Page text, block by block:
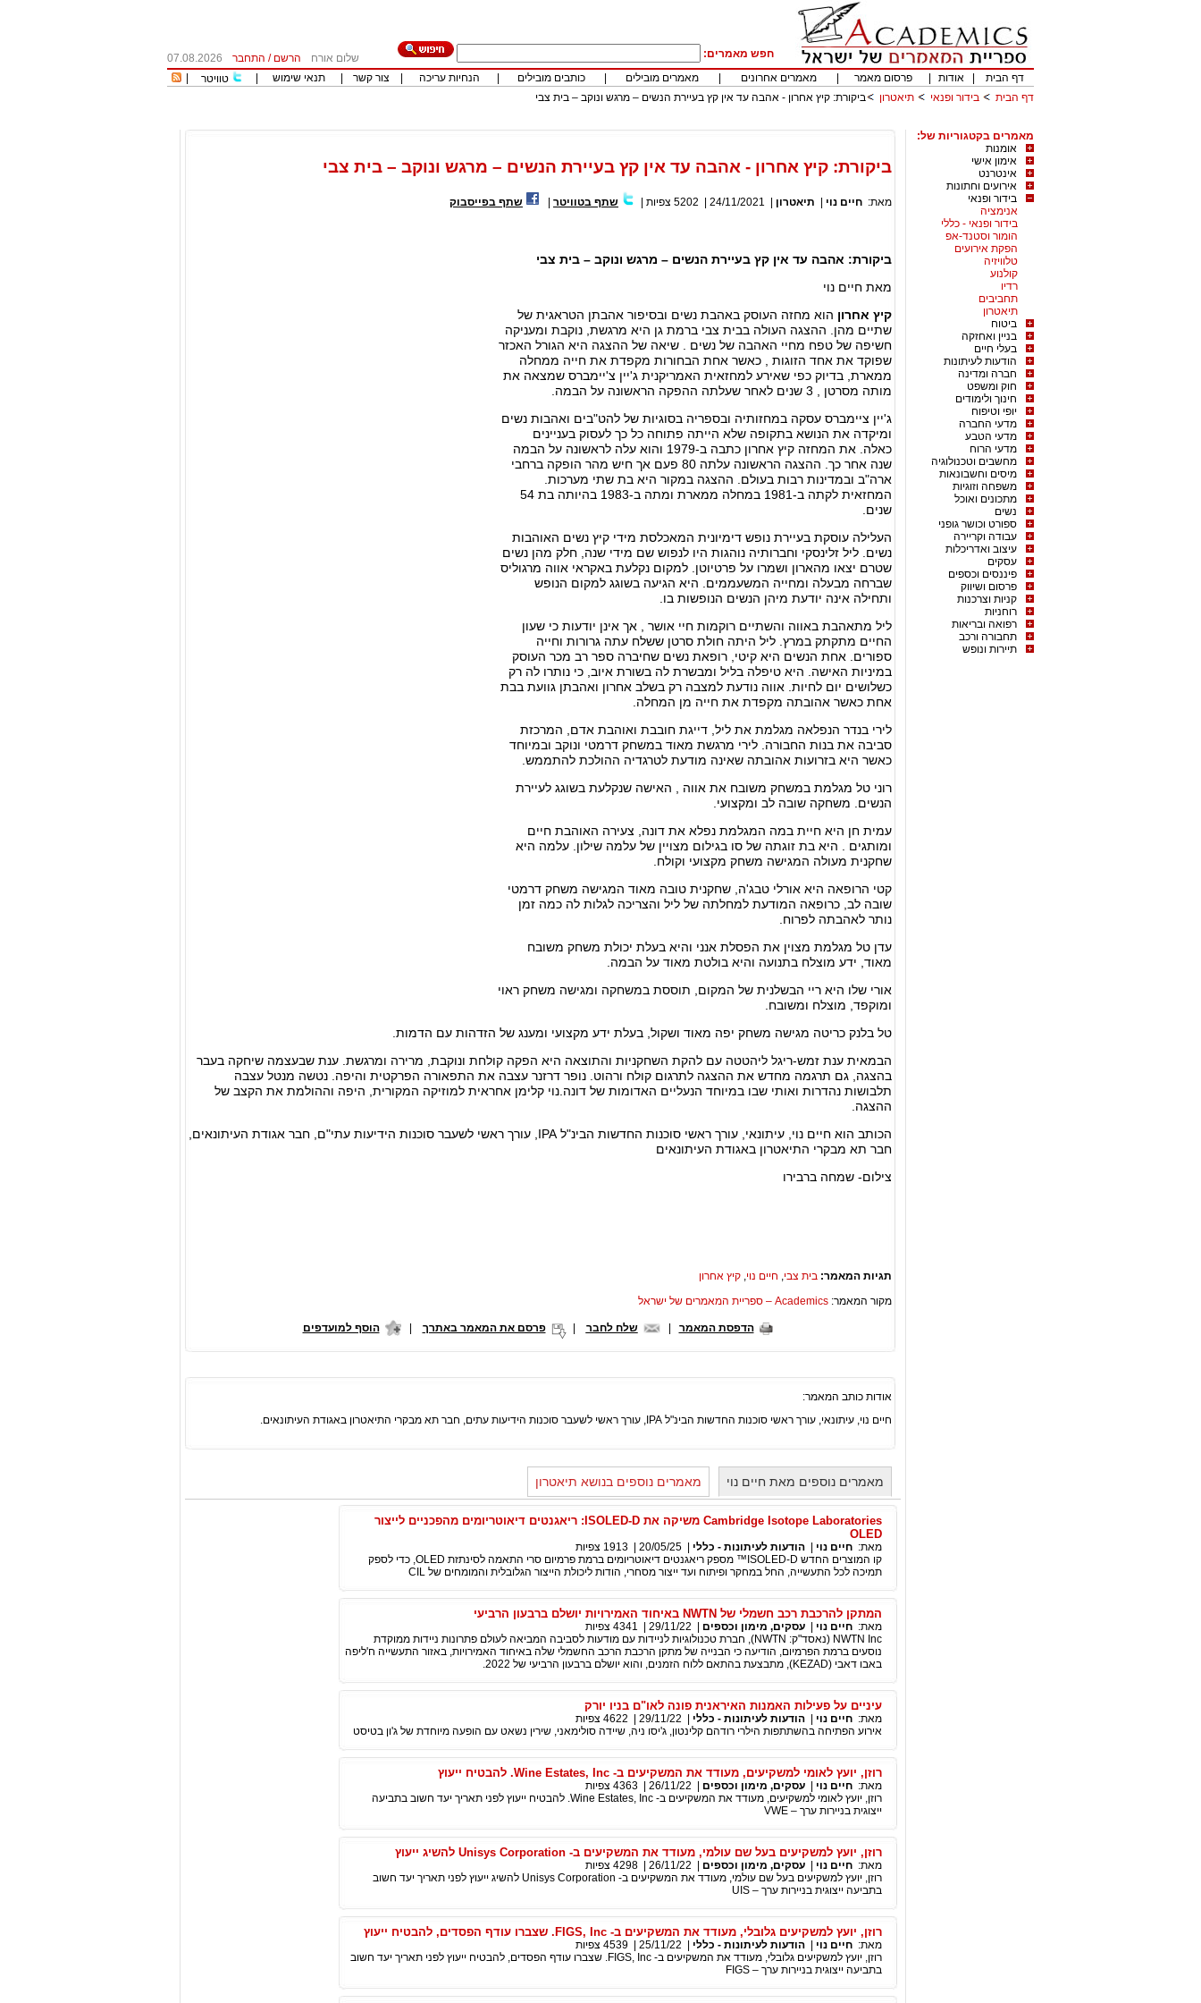
חפש מאמרים: שלום אורח הרשם / התחבר
07.08.2026
דף הבית
אודות פרסום מאמר מאמרים אחרונים מאמרים מובילים כותבים מובילים הנחיות עריכה צור קשר תנאי שימוש טוויטר
דף הבית
בידור ופנאי תיאטרון ביקורת: קיץ אחרון - אהבה עד אין קץ בעיירת הנשים – מרגש ונוקב – בית צבי
מאמרים בקטגוריות של:
אומנות
אימון אישי
אינטרנט
אירועים וחתונות
בידור ופנאי
אנימציה
בידור ופנאי - כללי
הומור וסטנד-אפ
הפקת אירועים
טלוויזיה
קולנוע
רדיו
תחביבים
תיאטרון
ביטוח
בניין ואחזקה
בעלי חיים
הודעות לעיתונות
חברה ומדינה
חוק ומשפט
חינוך ולימודים
יופי וטיפוח
מדעי החברה
מדעי הטבע
מדעי הרוח
מחשבים וטכנולוגיה
מיסים וחשבונאות
משפחה וזוגיות
מתכונים ואוכל
נשים
ספורט וכושר גופני
עבודה וקריירה
עיצוב ואדריכלות
עסקים
פיננסים וכספים
פרסום ושיווק
קניות וצרכנות
רוחניות
רפואה ובריאות
תחבורה ורכב
תיירות ונופש
ביקורת: קיץ אחרון - אהבה עד אין קץ בעיירת הנשים – מרגש ונוקב – בית צבי
מאת: חיים נוי תיאטרון 24/11/2021
5202 צפיות שתף בטוויטר שתף בפייסבוק
ביקורת: אהבה עד אין קץ בעיירת הנשים – מרגש ונוקב – בית צבי
מאת חיים נוי
קיץ אחרון הוא מחזה העוסק באהבת נשים ובסיפור אהבתן הטראגית של
שתיים מהן. ההצגה העולה בבית צבי ברמת גן היא מרגשת, נוקבת ומעניקה
חשיפה של טפח מחיי האהבה של נשים . שיאה של ההצגה היא הגורל האכזר
שפוקד את אחד הזוגות , כאשר אחת הבחורות מקפדת את חייה ממחלה
ממארת, בדיוק כפי שאירע למחזאית האמריקנית ג'יין צ'יימברס שמצאה את
מותה מסרטן , 3 שנים לאחר שעלתה ההפקה הראשונה על הבמה.
ג'יין ציימברס עסקה במחזותיה ובספריה בסוגיות של להט"בים ואהבות נשים
ומיקדה את הנושא בתקופה שלא הייתה פתוחה כל כך לעסוק בעניינים
כאלה. את המחזה קיץ אחרון כתבה ב-1979 והוא עלה לראשונה על הבמה
שנה אחר כך. ההצגה הראשונה עלתה 80 פעם אך חיש מהר הופקה ברחבי
ארה"ב ובמדינות רבות בעולם. ההצגה במקור היא בת שתי מערכות.
המחזאית לקתה ב-1981 במחלה ממארת ומתה ב-1983 בהיותה בת 54
שנים.
העלילה עוסקת בעיירת נופש דימיונית המאכלסת מידי קיץ נשים האוהבות
נשים. ליל זלינסקי וחברותיה נוהגות היו לנפוש שם מידי שנה, חלק מהן נשים
שטרם יצאו מהארון ושמרו על פרטיוטן. למקום נקלעת באקראי אווה מרגוליס
שברחה מבעלה ומחייה המשעממים. היא הגיעה בשוגג למקום הנופש
ותחילה אינה יודעת מיהן הנשים הנופשות בו.
ליל מתאהבת באווה והשתיים רוקמות חיי אושר , אך אינן יודעות כי שעון
החיים מתקתק במרץ. ליל היתה חולת סרטן ששלח עתה גרורות וחייה
ספורים. אחת הנשים היא קיטי, רופאת נשים שחיברה ספר רב מכר העוסק
במיניות האישה. היא טיפלה בליל ומבשרת לה בשורת איוב, כי נותרו לה רק
כשלושים יום לחיות. אווה נודעת למצבה רק בשלב אחרון ואהבתן גוועת בבת
אחת כאשר אהובתה מקפדת את חייה מן המחלה.
לירי בנדר הנפלאה מגלמת את ליל, דייגת חובבת ואוהבת אדם, המרכזת
סביבה את בנות החבורה. לירי מרגשת מאוד במשחק דרמטי ונוקב ובמיוחד
כאשר היא בזרועות אהובתה שאינה מודעת לטרגדיה ההולכת להתממש.
רוני טל מגלמת במשחק משובח את אווה , האישה שנקלעת בשוגג לעיירת
הנשים. משחקה שובה לב ומקצועי.
עמית חן היא חיית במה המגלמת נפלא את דונה, צעירה האוהבת חיים
ומותגים . היא בת זוגתה של סו בגילום מצויין של עלמה שילון. עלמה היא
שחקנית מעולה המגישה משחק מקצועי וקולח.
קטי הרופאה היא אורלי טבג'ה, שחקנית טובה מאוד המגישה משחק דרמטי
שובה לב, כרופאה המודעת למחלתה של ליל והצריכה לגלות לה כמה זמן
נותר לאהבתה לפרוח.
עדן טל מגלמת מצוין את הפסלת אנני והיא בעלת יכולת משחק משובח
מאוד, ידע מוצלח בתנועה והיא בולטת מאוד על הבמה.
אורי שלו היא ריי הבשלנית של המקום, תוססת במשחקה ומגישה משחק ראוי
ומוקפד, מוצלח ומשובח.
טל בלנק כריטה מגישה משחק יפה מאוד ושקול, בעלת ידע מקצועי ומענג של הזדהות עם הדמות.
הבמאית ענת זמש-ריגל ליהטטה עם להקת השחקניות והתוצאה היא הפקה קולחת ונוקבת, מרירה ומרגשת. ענת שבעצמה שיחקה בעבר
בהצגה, גם תרגמה מחדש את ההצגה לתרגום קולח ורהוט. נופר דרזנר עצבה את התפאורה הפרקטית והיפה. נטשה מנטל עצבה
תלבושות נהדרות ואותי שבו במיוחד הנעליים האדומות של דונה.נוי קלימן אחראית למוזיקה המקורית, היפה וההולמת את הקצב של
ההצגה.
הכותב הוא חיים נוי, עיתונאי, עורך ראשי סוכנות החדשות הבינ"ל IPA, עורך ראשי לשעבר סוכנות הידיעות עתי"ם, חבר אגודת העיתונאים,
חבר תא מבקרי התיאטרון באגודת העיתונאים
צילום- שמחה ברבירו
תגיות המאמר: בית צבי, חיים נוי, קיץ אחרון
מקור המאמר: Academics – ספריית המאמרים של ישראל
הדפסת המאמר שלח לחבר פרסם את המאמר באתרך | הוסף למועדפים
אודות כותב המאמר:
חיים נוי, עיתונאי, עורך ראשי סוכנות החדשות הבינ"ל IPA, עורך ראשי לשעבר סוכנות הידיעות עתים, חבר תא מבקרי התיאטרון באגודת העיתונאים.
מאמרים נוספים מאת חיים נוי מאמרים נוספים בנושא תיאטרון
Cambridge Isotope Laboratories משיקה את ISOLED-D: ריאגנטים דיאוטריומים מהפכניים לייצור
OLED
מאת: חיים נוי הודעות לעיתונות - כללי 20/05/25
1913 צפיות
קו המוצרים החדש ISOLED-D™ מספק ריאגנטים דיאוטריומים ברמת פרמיום סרי התאמה לסינתזת OLED, כדי לספק
תמיכה לכל התעשייה, החל במחקר ופיתוח ועד ייצור מסחרי, הודות ליכולת הייצור הגלובלית והמומחים של CIL
המתקן להרכבת רכב חשמלי של NWTN באיחוד האמירויות יושלם ברבעון הרביעי
מאת: חיים נוי עסקים, מימון וכספים 29/11/22
4341 צפיות
NWTN Inc (נאסד"ק: NWTN), חברת טכנולוגיות לניידות עם מודעות לסביבה המביאה לעולם פתרונות ניידות ממוקדת
נוסעים ברמת הפרמיום, הודיעה כי הבנייה של מתקן הרכבת הרכב החשמלי שלה באיחוד האמירויות, באזור התעשייה ח'ליפה
באבו דאבי (KEZAD), מתבצעת בהתאם ללוח הזמנים, והוא יושלם ברבעון הרביעי של 2022.
עיניים על פעילות האמנות האיראנית פונה לאו"ם בניו יורק
מאת: חיים נוי הודעות לעיתונות - כללי 29/11/22
4622 צפיות
אירוע הפתיחה בהשתתפות הילרי רודהם קלינטון, ג'יסו ניה, שיידה סולימאני, שירין נשאט עם הופעה מיוחדת של ג'ון בטיסט
רוזן, יועץ לאומי למשקיעים, מעודד את המשקיעים ב- Wine Estates, Inc. להבטיח ייעוץ
מאת: חיים נוי עסקים, מימון וכספים 26/11/22
4363 צפיות
רוזן, יועץ לאומי למשקיעים, מעודד את המשקיעים ב- Wine Estates, Inc. להבטיח ייעוץ לפני תאריך יעד חשוב בתביעה
ייצוגית בניירות ערך – VWE
רוזן, יועץ למשקיעים בעל שם עולמי, מעודד את המשקיעים ב- Unisys Corporation להשיג ייעוץ
מאת: חיים נוי עסקים, מימון וכספים 26/11/22
4298 צפיות
רוזן, יועץ למשקיעים בעל שם עולמי, מעודד את המשקיעים ב- Unisys Corporation להשיג ייעוץ לפני תאריך יעד חשוב
בתביעה ייצוגית בניירות ערך – UIS
רוזן, יועץ למשקיעים גלובלי, מעודד את המשקיעים ב- FIGS, Inc. שצברו עודף הפסדים, להבטיח ייעוץ
מאת: חיים נוי הודעות לעיתונות - כללי 25/11/22
4539 צפיות
רוזן, יועץ למשקיעים גלובלי, מעודד את המשקיעים ב- FIGS, Inc. שצברו עודף הפסדים, להבטיח ייעוץ לפני תאריך יעד חשוב
בתביעה ייצוגית בניירות ערך – FIGS